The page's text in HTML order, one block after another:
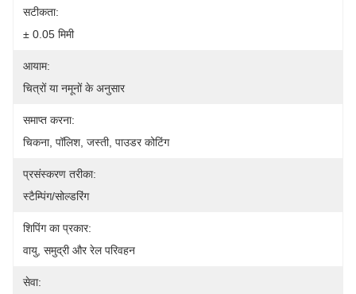
सटीकता:
± 0.05 मिमी
आयाम:
चित्रों या नमूनों के अनुसार
समाप्त करना:
चिकना, पॉलिश, जस्ती, पाउडर कोटिंग
प्रसंस्करण तरीका:
स्टैम्पिंग/सोल्डरिंग
शिपिंग का प्रकार:
वायु, समुद्री और रेल परिवहन
सेवा: